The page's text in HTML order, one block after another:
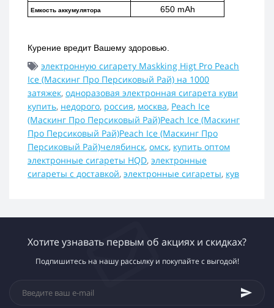
Емкость аккумулятора 650 mAh
Курение вредит Вашему здоровью.
электронную сигарету Maskking Higt Pro Peach
Ice (Маскинг Про Персиковый Рай) на 1000
затяжек, одноразовая электронная сигарета куви
купить, недорого, россия, москва, Peach Ice
(Маскинг Про Персиковый Рай)Peach Ice (Маскинг
Про Персиковый Рай)Peach Ice (Маскинг Про
Персиковый Рай)челябинск, омск, купить оптом
электронные сигареты HQD, электронные
сигареты с доставкой, электронные сигареты, кув
Хотите узнавать первым об акциях и скидках?
Подпишитесь на нашу рассылку и покупайте с выгодой!